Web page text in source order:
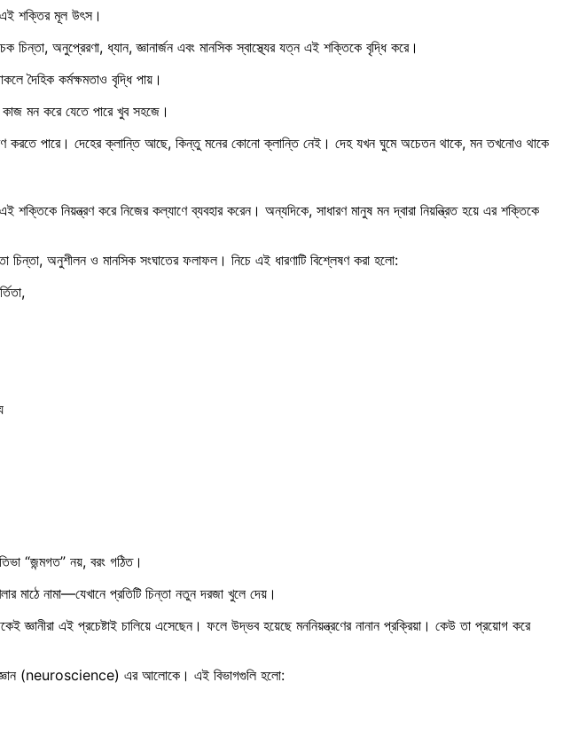
এই শক্তির মূল উৎস।
অনুপ্রেরণা, ধ্যান, জ্ঞানার্জন এবং মানসিক স্বাস্থ্যের যত্ন এই শক্তিকে বৃদ্ধি করে।
দৈহিক কর্মক্ষমতাও বৃদ্ধি পায়।
মন করে যেতে পারে খুব সহজে।
করতে পারে। দেহের ক্লান্তি আছে, কিন্তু মনের কোনো ক্লান্তি নেই। দেহ যখন ঘুমে অচেতন থাকে, মন তখনোও থাকে
নিয়ন্ত্রণ করে নিজের কল্যাণে ব্যবহার করেন। অন্যদিকে, সাধারণ মানুষ মন দ্বারা নিয়ন্ত্রিত হয়ে এর শক্তিকে
অনুশীলন ও মানসিক সংঘাতের ফলাফল। নিচে এই ধারণাটি বিশ্লেষণ করা হলো:
“জন্মগত” নয়, বরং গঠিত।
মাঠে নামা—যেখানে প্রতিটি চিন্তা নতুন দরজা খুলে দেয়।
এই প্রচেষ্টাই চালিয়ে এসেছেন। ফলে উদ্ভব হয়েছে মননিয়ন্ত্রণের নানান প্রক্রিয়া। কেউ তা প্রয়োগ করে
(neuroscience) এর আলোকে। এই বিভাগগুলি হলো: